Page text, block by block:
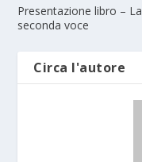
Presentazione libro – La
seconda voce
Circa l'autore